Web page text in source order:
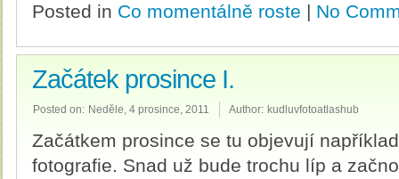
Posted in Co momentálně roste | No
Začátek prosince I.
Posted on: Neděle, 4 prosince, 2011 Author: kudluvfotoatlashub
Začátkem prosince se tu objevují
fotografie. Snad už bude trochu líp a